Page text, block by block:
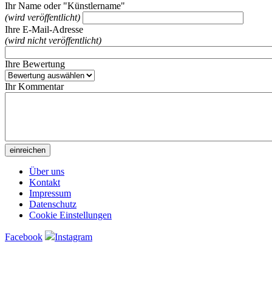
Ihr Name oder "Künstlername"
(wird veröffentlicht)
Ihre E-Mail-Adresse
(wird nicht veröffentlicht)
Ihre Bewertung
Ihr Kommentar
Über uns
Kontakt
Impressum
Datenschutz
Cookie Einstellungen
Facebook Instagram